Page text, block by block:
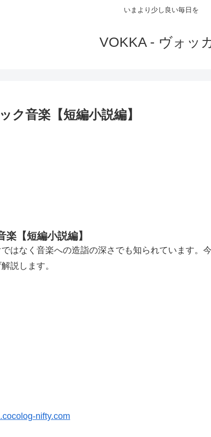
いまより少し良い毎日を
VOKKA - ヴォッ
ク音楽【短編小説編】
【短編小説編】
はなく音楽への造詣の深さでも知られています。
説します。
nifty.com